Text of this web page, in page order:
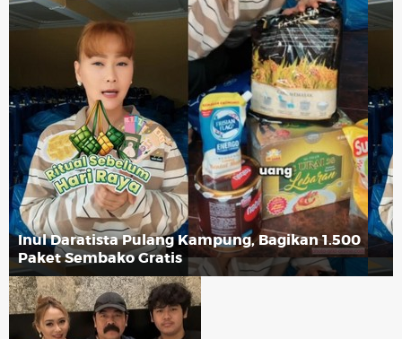
Inul Daratista Pulang Kampung, Bagikan 1.500
Paket Sembako Gratis